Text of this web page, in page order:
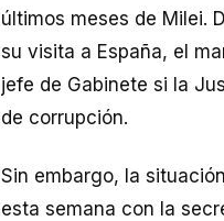
últimos meses de Milei.
su visita a España, el
jefe de Gabinete si la
de corrupción.
Sin embargo, la
esta semana con la